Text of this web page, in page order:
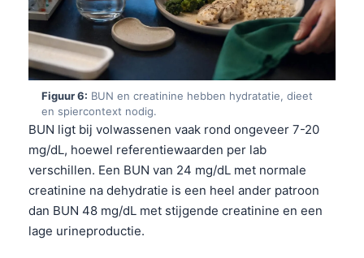
Figuur 6: BUN en creatinine hebben hydratatie, dieet
en spiercontext nodig.
BUN ligt bij volwassenen vaak rond ongeveer 7-20
mg/dL, hoewel referentiewaarden per lab
verschillen. Een BUN van 24 mg/dL met normale
creatinine na dehydratie is een heel ander patroon
dan BUN 48 mg/dL met stijgende creatinine en een
lage urineproductie.
Galego
Latviešu valoda
Македонски јазик
Euskara
Gàidhlig
Occitan
العربية المغربية
Afrikaans
Монгол